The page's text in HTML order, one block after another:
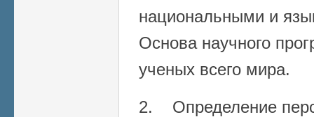
национальными и
Основа научного
ученых всего мира.
2. Определение